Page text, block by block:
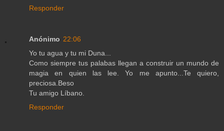
Responder
Anónimo 22:06
Yo tu agua y tu mi Duna...
Como siempre tus palabas llegan a construir un mundo de
magia en quien las lee. Yo me apunto...Te quiero,
preciosa.Beso
Tu amigo Líbano.
Responder